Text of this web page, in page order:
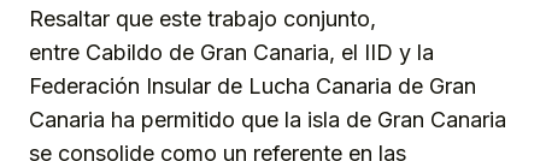
Resaltar que este trabajo conjunto,
entre Cabildo de Gran Canaria, el IID y la
Federación Insular de Lucha Canaria de Gran
Canaria ha permitido que la isla de Gran Canaria
se consolide como un referente en las